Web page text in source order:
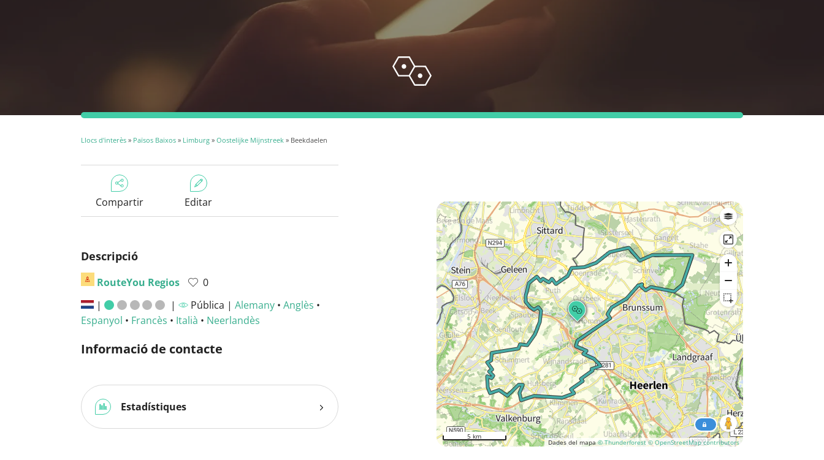
Llocs d'interès » Països Baixos » Limburg » Oostelijke Mijnstreek » Beekdaelen
Compartir Editar
Descripció
RouteYou Regios
0
|
| Pública | Alemany• Anglès •
Espanyol • Francès • Italià • Neerlandès
Informació de contacte
Estadístiques
Dades del mapa© Thunderforest © OpenStreetMap contributors
5 km